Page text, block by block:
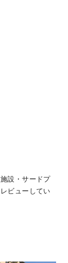
設・サードプ
ビューしてい